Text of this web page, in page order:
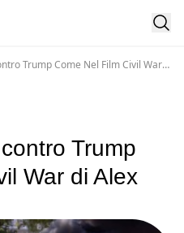
Trump Come Nel Film Civil War
Trump
War di Alex